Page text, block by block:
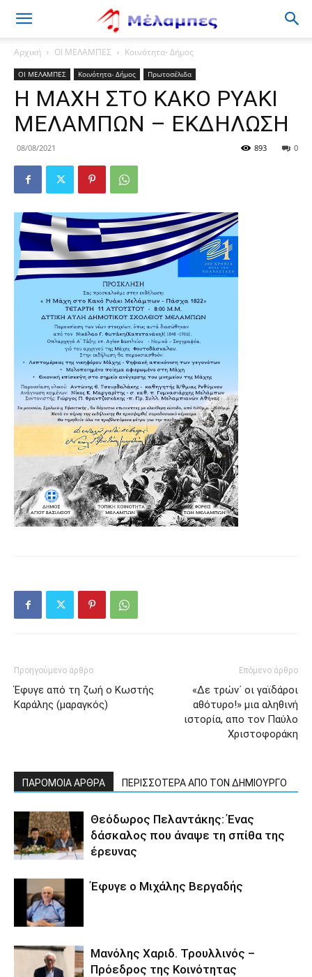
Μέλαμπες
Αρχική ΟΙ ΜΕΛΑΜΠΕΣ Κοινότητα- Δήμος
ΟΙ ΜΕΛΑΜΠΕΣ Κοινότητα- Δήμος Πρωτοσέλιδα
Η ΜΑΧΗ ΣΤΟ ΚΑΚΟ ΡΥΑΚΙ
ΜΕΛΑΜΠΩΝ – ΕΚΔΗΛΩΣΗ
08/08/2021 0
893
Προηγούμενο άρθρο
Έφυγε από τη ζωή ο Κωστής
Καράλης (μαραγκός)
Επόμενο άρθρο
«Δε τρών΄ οι γαϊδάροι
αθότυρο!» μια αληθινή
ιστορία, απο τον Παύλο
Χριστοφοράκη
ΠΑΡΟΜΟΙΑ ΑΡΘΡΑ ΠΕΡΙΣΣΟΤΕΡΑ ΑΠΟ ΤΟΝ ΔΗΜΙΟΥΡΓΟ
Θεόδωρος Πελαντάκης: Ένας
δάσκαλος που άναψε τη σπίθα της
έρευνας
Έφυγε ο Μιχάλης Βεργαδής
Μανόλης Χαριδ. Τρουλλινός –
Πρόεδρος της Κοινότητας